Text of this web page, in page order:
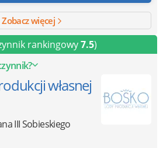
Zobacz więcej
rankingowy7.5)
własnej
III Sobieskiego